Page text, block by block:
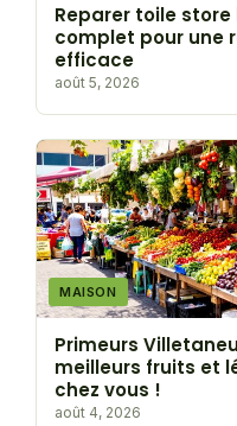
Reparer toile
complet pour une
efficace
août 5, 2026
MAISON
Primeurs
meilleurs fruits et
chez vous !
août 4, 2026